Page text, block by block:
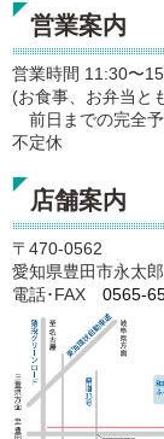
営業案内
営業時間 11:30〜
(お食事、お弁当と
前日までの完全
不定休
店舗案内
〒470-0562
愛知県豊田市永太
電話･FAX 0565-